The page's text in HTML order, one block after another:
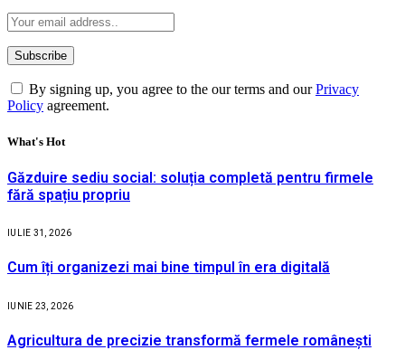
By signing up, you agree to the our terms and ourPrivacy
Policy agreement.
What's Hot
Găzduire sediu social: soluția completă pentru firmele
fără spațiu propriu
IULIE 31, 2026
Cum îți organizezi mai bine timpul în era digitală
IUNIE 23, 2026
Agricultura de precizie transformă fermele românești